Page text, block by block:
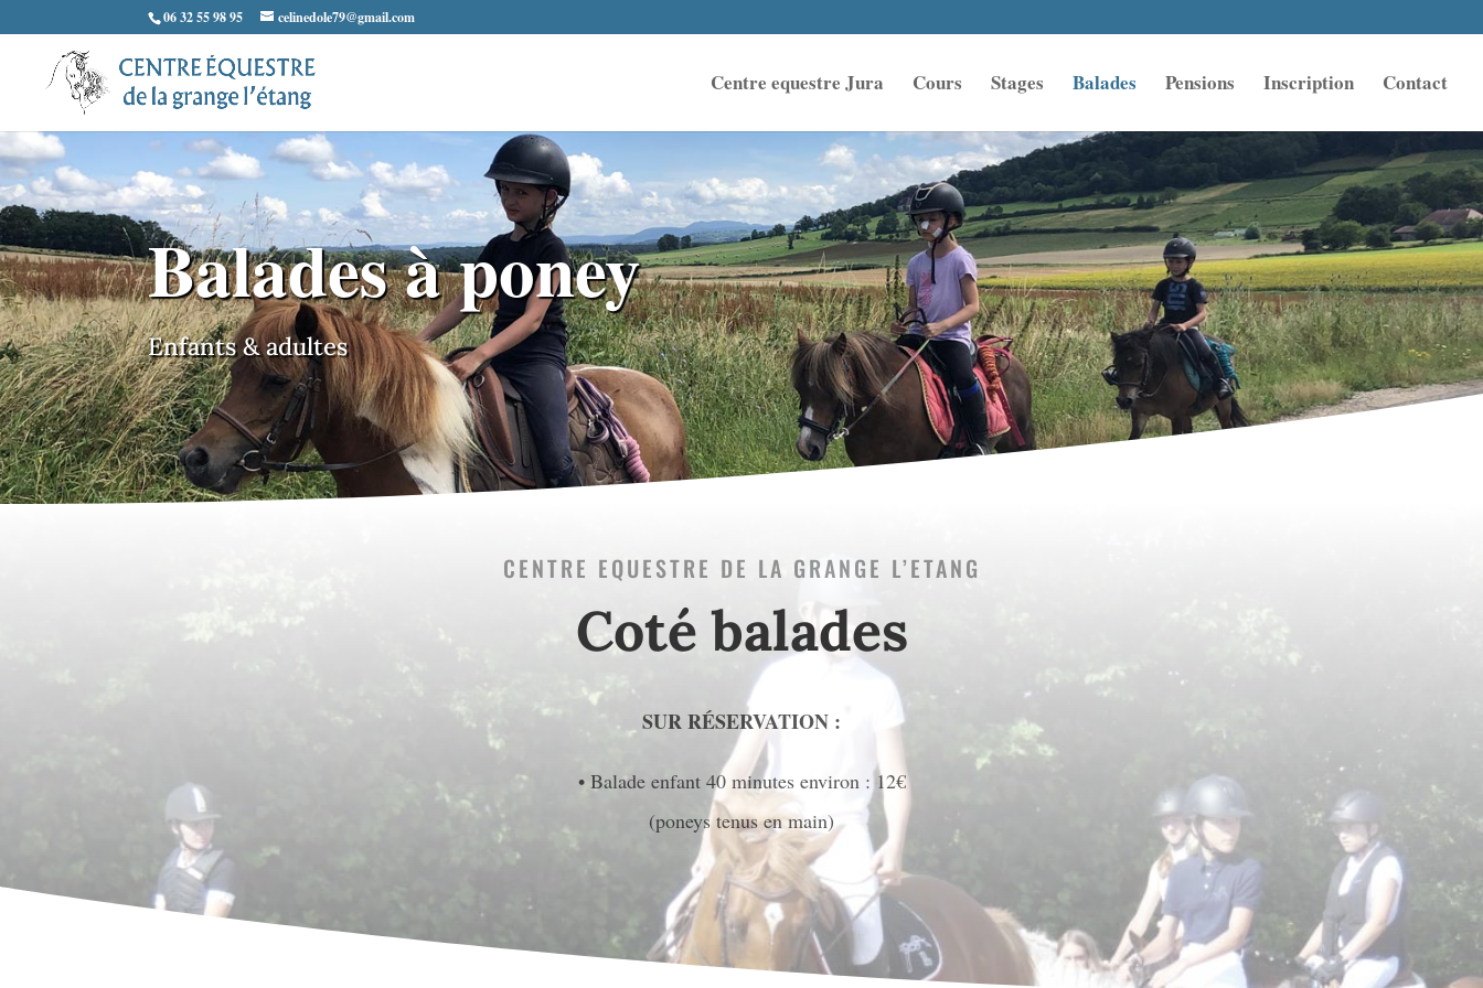
06 32 55 98 95 celinedole79@gmail.com
Centre equestre Jura Cours Stages Balades Pensions Inscription Contact
Balades à poney
Enfants & adultes
CENTRE EQUESTRE DE LA GRANGE L’ETANG
Coté balades
SUR RÉSERVATION :
• Balade enfant 40 minutes environ : 12€
(poneys tenus en main)